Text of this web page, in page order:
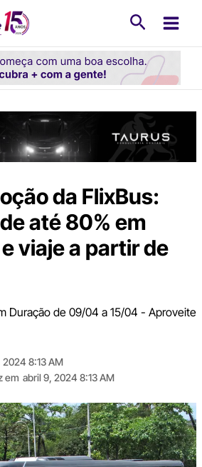
da FlixBus:
até 80% em
viaje a partir de
Duração de 09/04 a 15/04 - Aproveite
2024 8:13 AM
em abril 9, 2024 8:13 AM